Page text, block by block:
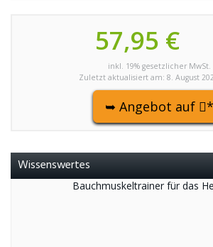
57,95 €
inkl. 19% gesetzlicher MwSt.
Zuletzt aktualisiert am: 8. August
➥ Angebot auf *
Wissenswertes
Bauchmuskeltrainer für das